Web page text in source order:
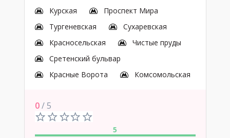
Курская
Проспект Мира
Тургеневская
Сухаревская
Красносельская
Чистые пруды
Сретенский бульвар
Красные Ворота
Комсомольская
0/ 5
5